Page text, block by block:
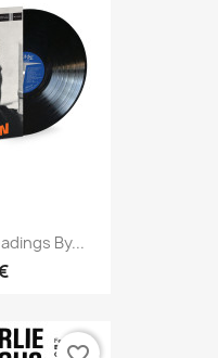
By...